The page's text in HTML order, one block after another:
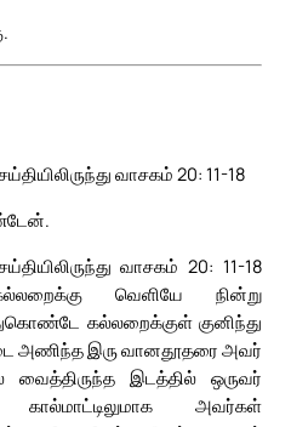
வாசகம் 20: 11-18
வாசகம் 20: 11-18
வெளியே நின்று
கல்லறைக்குள் குனிந்து
அணிந்த இரு வானதூதரை அவர்
இடத்தில் ஒருவர்
அவர்கள்